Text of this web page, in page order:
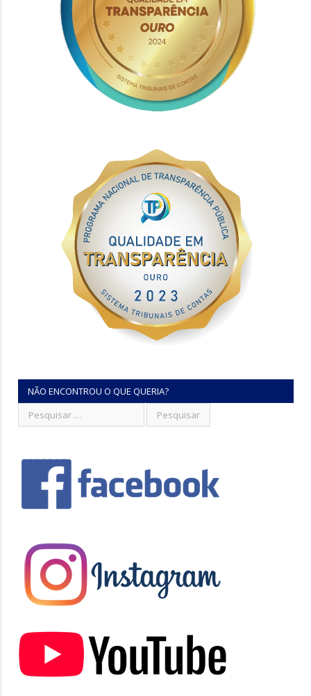
NÃO ENCONTROU O QUE QUERIA?